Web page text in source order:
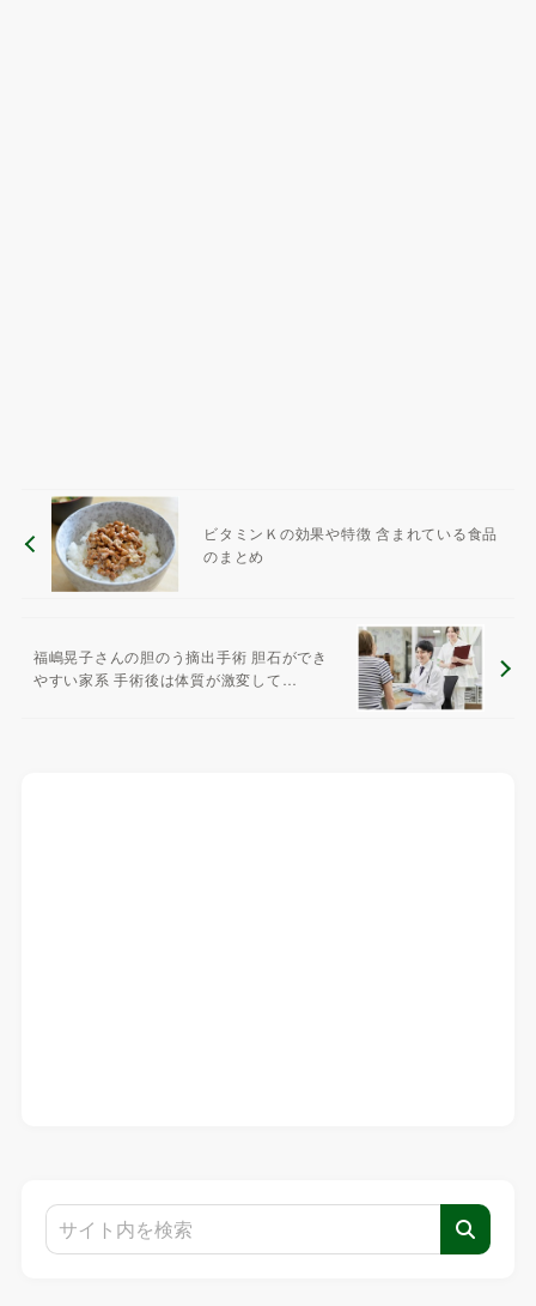
ビタミンＫの効果や特徴 含まれている食品
のまとめ
福嶋晃子さんの胆のう摘出手術 胆石ができ
やすい家系 手術後は体質が激変して…